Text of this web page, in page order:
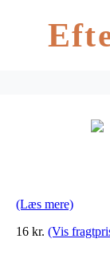
(Læs mere)
16 kr. (Vis